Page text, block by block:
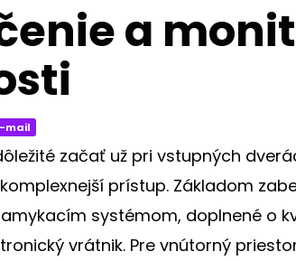
a
mail
začať už pri vstupných
prístup. Základom
systémom, doplnené o
vrátnik. Pre vnútorný